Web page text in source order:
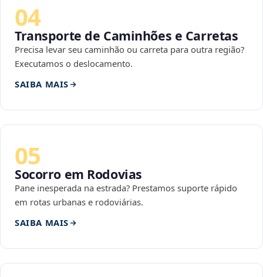
04
Transporte de Caminhões e Carretas
Precisa levar seu caminhão ou carreta para outra região?
Executamos o deslocamento.
SAIBA MAIS
05
Socorro em Rodovias
Pane inesperada na estrada? Prestamos suporte rápido
em rotas urbanas e rodoviárias.
SAIBA MAIS